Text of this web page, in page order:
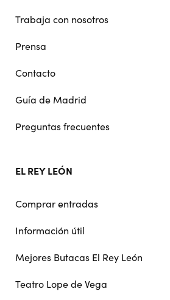
Trabaja con nosotros
Prensa
Contacto
Guía de Madrid
Preguntas frecuentes
EL REY LEÓN
Comprar entradas
Información útil
Mejores Butacas El Rey León
Teatro Lope de Vega